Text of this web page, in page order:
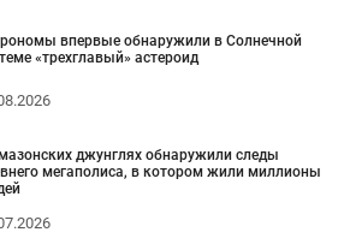
впервые обнаружили в Солнечной
«трехглавый» астероид
джунглях обнаружили следы
мегаполиса, в котором жили миллионы